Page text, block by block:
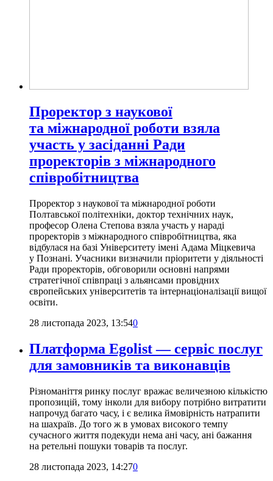
Проректор з наукової
та міжнародної роботи взяла
участь у засіданні Ради
проректорів з міжнародного
співробітництва
Проректор з наукової та міжнародної роботи
Полтавської політехніки, доктор технічних наук,
професор Олена Степова взяла участь у нараді
проректорів з міжнародного співробітництва, яка
відбулася на базі Університету імені Адама Міцкевича
у Познані. Учасники визначили пріоритети у діяльності
Ради проректорів, обговорили основні напрями
стратегічної співпраці з альянсами провідних
європейських університетів та інтернаціоналізації вищої
освіти.
28 листопада 2023, 13:540
Платформа Egolist — сервіс послуг
для замовників та виконавців
Різноманіття ринку послуг вражає величезною кількістю
пропозицій, тому інколи для вибору потрібно витратити
напрочуд багато часу, і є велика ймовірність натрапити
на шахраїв. До того ж в умовах високого темпу
сучасного життя подекуди нема ані часу, ані бажання
на ретельні пошуки товарів та послуг.
28 листопада 2023, 14:270